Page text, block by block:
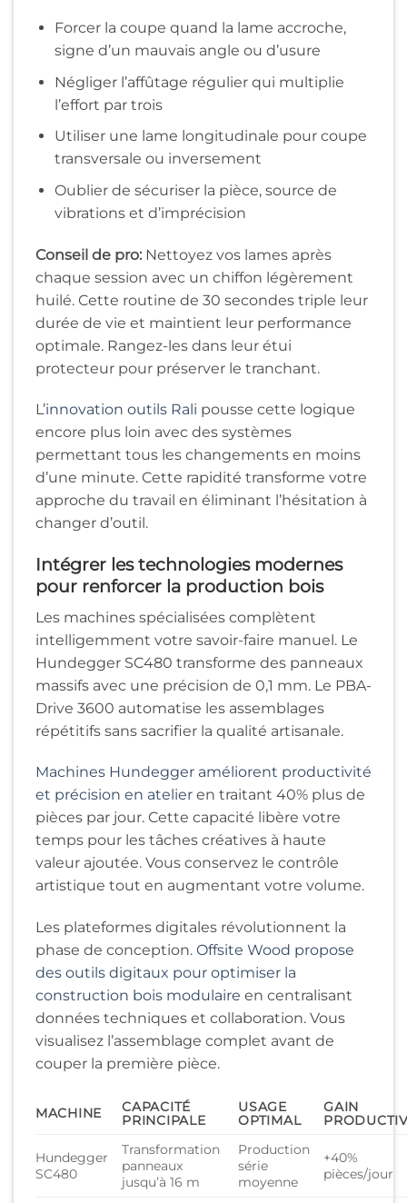
Forcer la coupe quand la lame accroche,
signe d’un mauvais angle ou d’usure
Négliger l’affûtage régulier qui multiplie
l’effort par trois
Utiliser une lame longitudinale pour coupe
transversale ou inversement
Oublier de sécuriser la pièce, source de
vibrations et d’imprécision
Conseil de pro: Nettoyez vos lames après
chaque session avec un chiffon légèrement
huilé. Cette routine de 30 secondes triple leur
durée de vie et maintient leur performance
optimale. Rangez-les dans leur étui
protecteur pour préserver le tranchant.
L’innovation outils Rali pousse cette logique
encore plus loin avec des systèmes
permettant tous les changements en moins
d’une minute. Cette rapidité transforme votre
approche du travail en éliminant l’hésitation à
changer d’outil.
Intégrer les technologies modernes
pour renforcer la production bois
Les machines spécialisées complètent
intelligemment votre savoir-faire manuel. Le
Hundegger SC480 transforme des panneaux
massifs avec une précision de 0,1 mm. Le PBA-
Drive 3600 automatise les assemblages
répétitifs sans sacrifier la qualité artisanale.
Machines Hundegger améliorent productivité
et précision en atelier en traitant 40% plus de
pièces par jour. Cette capacité libère votre
temps pour les tâches créatives à haute
valeur ajoutée. Vous conservez le contrôle
artistique tout en augmentant votre volume.
Les plateformes digitales révolutionnent la
phase de conception. Offsite Wood propose
des outils digitaux pour optimiser la
construction bois modulaire en centralisant
données techniques et collaboration. Vous
visualisez l’assemblage complet avant de
couper la première pièce.
MACHINE
CAPACITÉ
PRINCIPALE
USAGE
OPTIMAL
GAIN
Hundegger
SC480
Transformation
panneaux
jusqu’à 16 m
Production
série
moyenne
+40%
pièces/jour